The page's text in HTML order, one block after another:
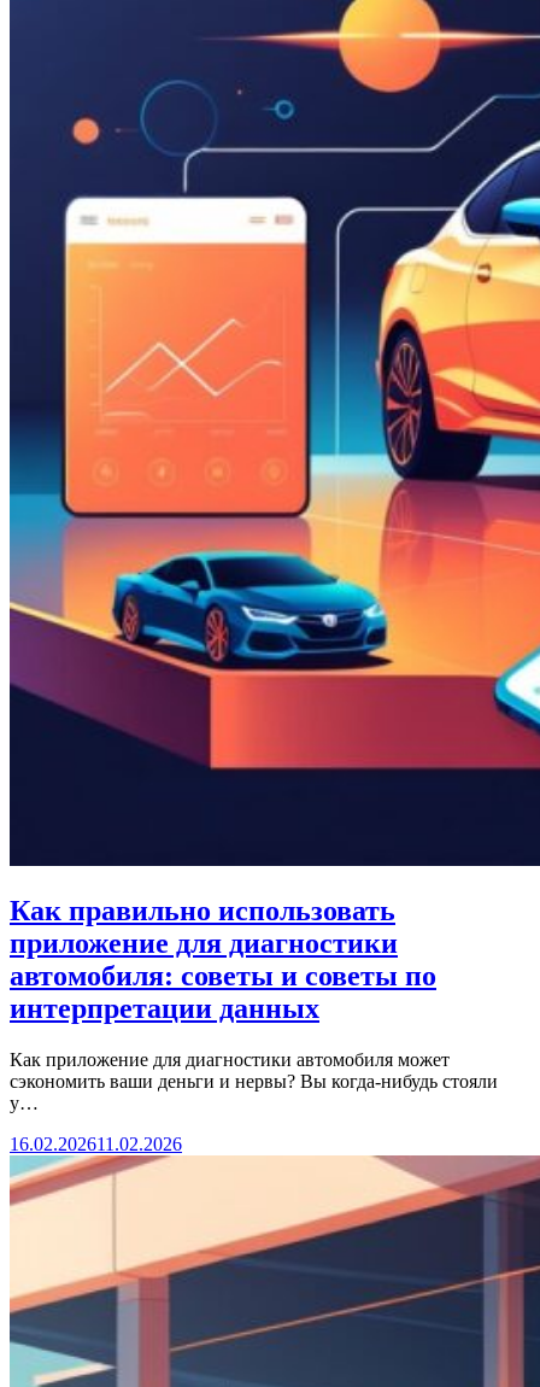
Как правильно использовать
приложение для диагностики
автомобиля: советы и советы по
интерпретации данных
Как приложение для диагностики автомобиля может
сэкономить ваши деньги и нервы? Вы когда-нибудь стояли
у…
16.02.202611.02.2026